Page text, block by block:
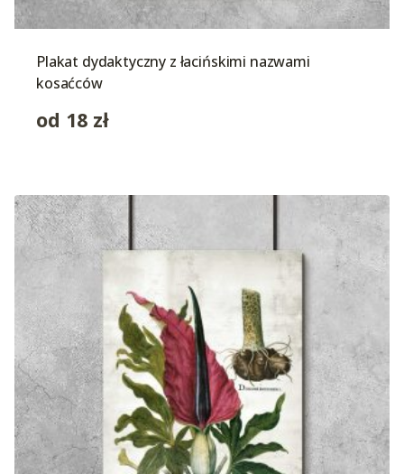
Plakat dydaktyczny z łacińskimi nazwami
kosaćców
od 18 zł